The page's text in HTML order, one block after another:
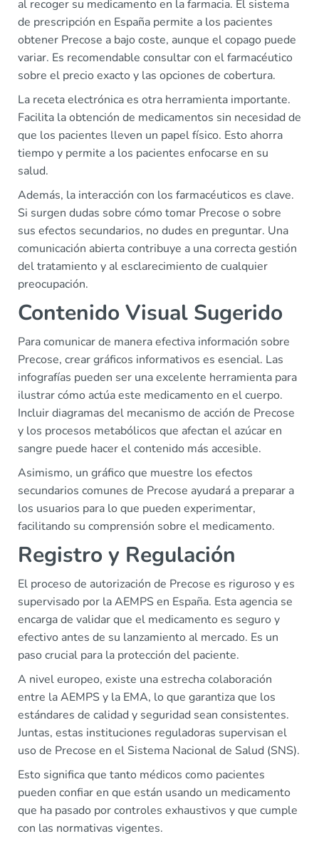
al recoger su medicamento en la farmacia. El sistema
de prescripción en España permite a los pacientes
obtener Precose a bajo coste, aunque el copago puede
variar. Es recomendable consultar con el farmacéutico
sobre el precio exacto y las opciones de cobertura.
La receta electrónica es otra herramienta importante.
Facilita la obtención de medicamentos sin necesidad de
que los pacientes lleven un papel físico. Esto ahorra
tiempo y permite a los pacientes enfocarse en su
salud.
Además, la interacción con los farmacéuticos es clave.
Si surgen dudas sobre cómo tomar Precose o sobre
sus efectos secundarios, no dudes en preguntar. Una
comunicación abierta contribuye a una correcta gestión
del tratamiento y al esclarecimiento de cualquier
preocupación.
Contenido Visual Sugerido
Para comunicar de manera efectiva información sobre
Precose, crear gráficos informativos es esencial. Las
infografías pueden ser una excelente herramienta para
ilustrar cómo actúa este medicamento en el cuerpo.
Incluir diagramas del mecanismo de acción de Precose
y los procesos metabólicos que afectan el azúcar en
sangre puede hacer el contenido más accesible.
Asimismo, un gráfico que muestre los efectos
secundarios comunes de Precose ayudará a preparar a
los usuarios para lo que pueden experimentar,
facilitando su comprensión sobre el medicamento.
Registro y Regulación
El proceso de autorización de Precose es riguroso y es
supervisado por la AEMPS en España. Esta agencia se
encarga de validar que el medicamento es seguro y
efectivo antes de su lanzamiento al mercado. Es un
paso crucial para la protección del paciente.
A nivel europeo, existe una estrecha colaboración
entre la AEMPS y la EMA, lo que garantiza que los
estándares de calidad y seguridad sean consistentes.
Juntas, estas instituciones reguladoras supervisan el
uso de Precose en el Sistema Nacional de Salud (SNS).
Esto significa que tanto médicos como pacientes
pueden confiar en que están usando un medicamento
que ha pasado por controles exhaustivos y que cumple
con las normativas vigentes.